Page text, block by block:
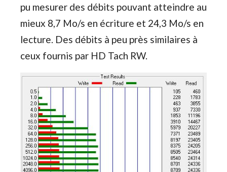
pu mesurer des débits pouvant atteindre au
mieux 8,7 Mo/s en écriture et 24,3 Mo/s en
lecture. Des débits à peu près similaires à
ceux fournis par HD Tach RW.